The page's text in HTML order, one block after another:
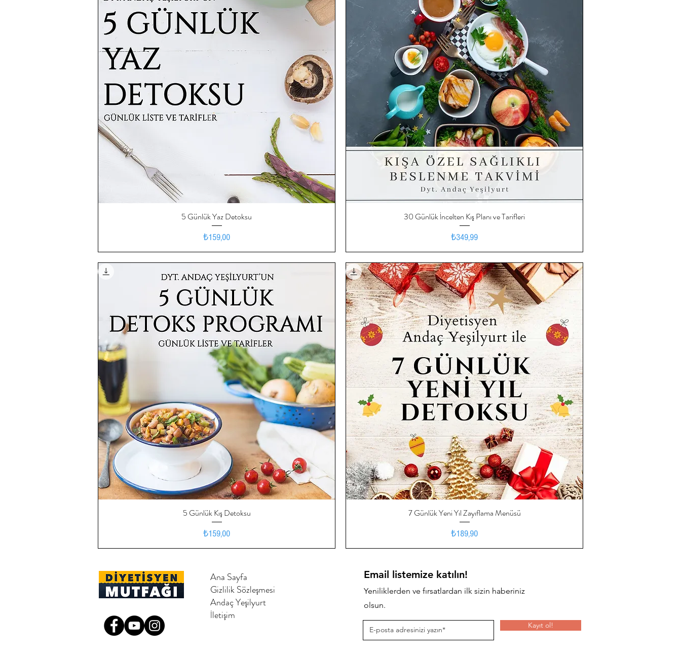
Hızlı Bakış
5 Günlük Yaz Detoksu
Fiyat
₺159,00
Hızlı Bakış
30 Günlük İncelten Kış Planı ve Tarifleri
Fiyat
₺349,99
Hızlı Bakış
5 Günlük Kış Detoksu
Fiyat
₺159,00
Hızlı Bakış
7 Günlük Yeni Yıl Zayıflama Menüsü
Fiyat
₺189,90
Ana Sayfa
Gizlilik Sözleşmesi
Andaç Yeşilyurt
İletişim
Email listemize katılın!
Yeniliklerden ve fırsatlardan ilk sizin haberiniz
olsun.
Kayıt ol!